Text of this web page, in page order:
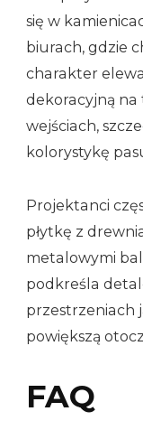
się w
biurach, gdzie
charakter
dekoracyjną na
wejściach,
kolorystykę
Projektanci
płytkę z
metalowymi
podkreśla
przestrzeniach
powiększą
FAQ